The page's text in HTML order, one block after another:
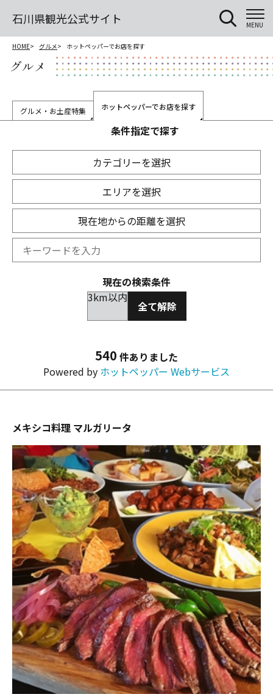
石川県観光公式サイト MENU
HOME グルメ ホットペッパーでお店を探す
グルメ
グルメ・お土産特集 ホットペッパーでお店を探す
条件指定で探す
カテゴリーを選択
エリアを選択
現在地からの距離を選択
現在の検索条件
3km以内
全て解除
540 件ありました
Powered by ホットペッパー Webサービス
メキシコ料理 マルガリータ